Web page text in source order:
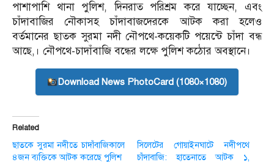
পাশাপাশি থানা পুলিশ, দিনরাত পরিশ্রম করে যাচ্ছেন, এবং
চাঁদাবাজির নৌকাসহ চাঁদাবাজদেরকে আটক করা হলেও
বর্তমানের ছাতক সুরমা নদী নৌপথে-কয়েকটি পয়েন্টে চাঁদা বন্ধ
আছে,। নৌপথে-চাদাঁবাজি বন্ধের লক্ষে পুলিশ কঠোর অবস্থানে।
Download News PhotoCard (1080×1080)
Related
ছাতকে সুরমা নদীতে চাদাঁবাজিকালে
৪জন ব্যক্তিকে আটক করেছে পুলিশ
সি‌লে‌টের গোয়াইনঘাটে নদীপথে
চাঁদাবাজি: হাতেনাতে আটক ১,